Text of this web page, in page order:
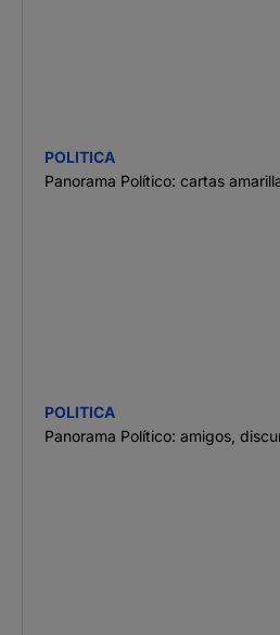
POLITICA
Panorama Político: cartas
POLITICA
Panorama Político: amigos,